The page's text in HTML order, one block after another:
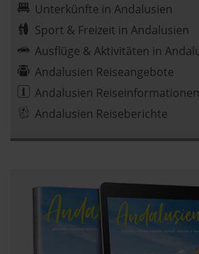
Unterkünfte in Andalusien
Sport & Freizeit in Andalusien
Ausflüge & Aktivitäten in
Andalusien Reiseangebote
Andalusien Reiseinformationen
Andalusien Reiseberichte